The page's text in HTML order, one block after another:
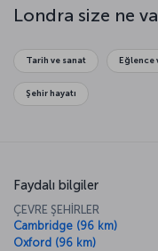
kentin saraylarında,
geçirebilirsiniz. Yorgunluk
İngiltere'nin öne çıkan
Londra size ne
Tarih ve sanat Eğlence
Şehir hayatı
Faydalı bilgiler
ÇEVRE ŞEHİRLER
Cambridge (96 km)
Oxford (96 km)